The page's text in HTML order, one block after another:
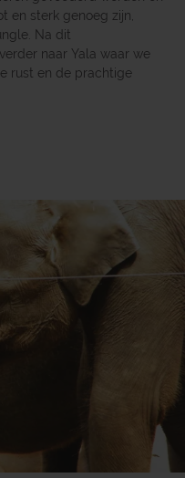
en sterk genoeg zijn,
Na dit
naar Yala waar we
rust en de prachtige